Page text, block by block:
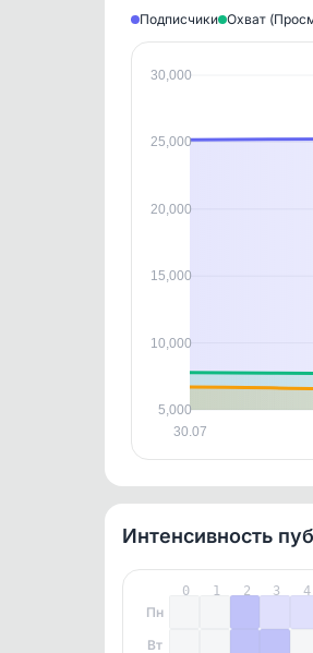
Подписчики Охват
30.07
30,000
25,000
20,000
15,000
10,000
5,000
Интенсивность
0 1 2 3 4
Пн
Вт